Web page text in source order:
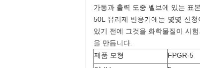
가동과 출력 도중 벨브에 있는 표
50L 유리제 반응기에는 몇몇 신
있기 전에 그것을 화학물질이 시
을 만듭니다.
제품 모형
FPGR-5